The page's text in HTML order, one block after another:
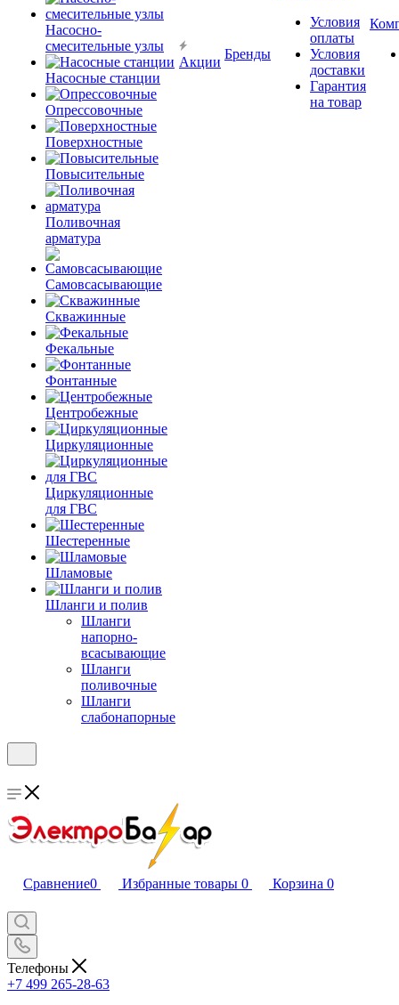
Насосно-
смесительные узлы
Насосные станции
Опрессовочные
Поверхностные
Повысительные
Поливочная
арматура
Самовсасывающие
Скважинные
Фекальные
Фонтанные
Центробежные
Циркуляционные
Циркуляционные
для ГВС
Шестеренные
Шламовые
Шланги и полив
Шланги
напорно-
всасывающие
Шланги
поливочные
Шланги
слабонапорные
Акции
Бренды
Условия
оплаты
Условия
доставки
Гарантия
на товар
Сравнение0 Избранные товары 0 Корзина 0
Телефоны
+7 499 265-28-63